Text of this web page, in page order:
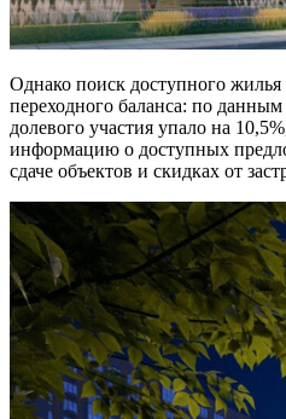
Однако поиск доступного
переходного баланса: по
долевого участия упало на
информацию о доступных
сдаче объектов и скидках от